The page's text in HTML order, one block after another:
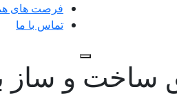
فرصت های
تماس با ما
ساخت و ساز